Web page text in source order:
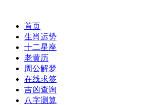
首页
生肖运势
十二星座
老黄历
周公解梦
在线求签
吉凶查询
八字测算